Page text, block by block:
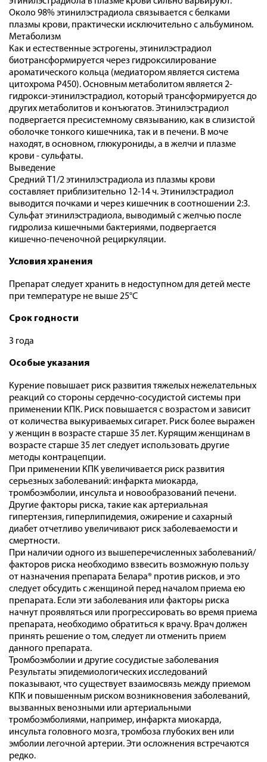
Около 98% этинилэстрадиола связывается с белками
плазмы крови, практически исключительно с альбумином.
Метаболизм
Как и естественные эстрогены, этинилэстрадиол
биотрансформируется через гидроксилирование
ароматического кольца (медиатором является система
цитохрома Р450). Основным метаболитом является 2-
гидрокси-этинилэстрадиол, который трансформируется до
других метаболитов и конъюгатов. Этинилэстрадиол
подвергается пресистемному связыванию, как в слизистой
оболочке тонкого кишечника, так и в печени. В моче
находят, в основном, глюкурониды, а в желчи и плазме
крови - сульфаты.
Выведение
Средний Т1/2 этинилэстрадиола из плазмы крови
составляет приблизительно 12-14 ч. Этинилэстрадиол
выводится почками и через кишечник в соотношении 2:3.
Сульфат этинилэстрадиола, выводимый с желчью после
гидролиза кишечными бактериями, подвергается
кишечно-печеночной рециркуляции.
Условия хранения
Препарат следует хранить в недоступном для детей месте
при температуре не выше 25°C
Срок годности
3 года
Особые указания
Курение повышает риск развития тяжелых нежелательных
реакций со стороны сердечно-сосудистой системы при
применении КПК. Риск повышается с возрастом и зависит
от количества выкуриваемых сигарет. Риск более выражен
у женщин в возрасте старше 35 лет. Курящим женщинам в
возрасте старше 35 лет следует использовать другие
методы контрацепции.
При применении КПК увеличивается риск развития
серьезных заболеваний: инфаркта миокарда,
тромбоэмболии, инсульта и новообразований печени.
Другие факторы риска, такие как артериальная
гипертензия, гиперлипидемия, ожирение и сахарный
диабет отчетливо увеличивают риск заболеваемости и
смертности.
При наличии одного из вышеперечисленных заболеваний/
факторов риска необходимо взвесить возможную пользу
от назначения препарата Белара® против рисков, и это
следует обсудить с женщиной перед началом приема ею
препарата. Если эти заболевания или факторы риска
начнут проявляться или прогрессировать во время приема
препарата, необходимо обратиться к врачу. Врач должен
принять решение о том, следует ли отменить прием
данного препарата.
Тромбоэмболии и другие сосудистые заболевания
Результаты эпидемиологических исследований
показывают, что существует взаимосвязь между приемом
КПК и повышенным риском возникновения заболеваний,
вызванных венозными или артериальными
тромбоэмболиями, например, инфаркта миокарда,
инсульта головного мозга, тромбоза глубоких вен или
эмболии легочной артерии. Эти осложнения встречаются
редко.